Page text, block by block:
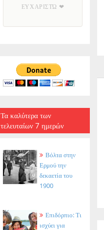
ΕΥΧΑΡΙΣΤΏ ❤
Τα καλύτερα των
τελευταίων 7 ημερών
Βόλτα στην
Ερμού την
δεκαετία του
1900
Επιδόρπιο: Τι
ισχύει για